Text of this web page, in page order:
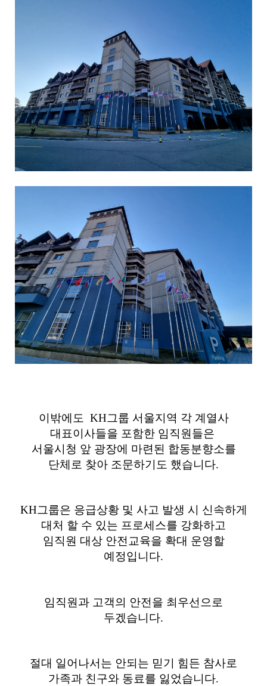
이밖에도 KH그룹 서울지역 각 계열사
대표이사들을 포함한 임직원들은
서울시청 앞 광장에 마련된 합동분향소를
단체로 찾아 조문하기도 했습니다.
KH그룹은 응급상황 및 사고 발생 시 신속하게
대처 할 수 있는 프로세스를 강화하고
임직원 대상 안전교육을 확대 운영할
예정입니다.
임직원과 고객의 안전을 최우선으로
두겠습니다.
절대 일어나서는 안되는 믿기 힘든 참사로
가족과 친구와 동료를 잃었습니다.